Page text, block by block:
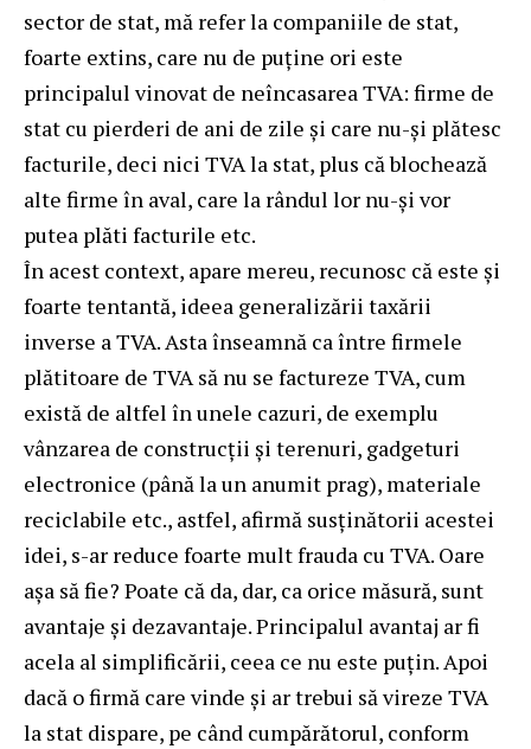
sector de stat, mă refer la companiile de stat,
foarte extins, care nu de puține ori este
principalul vinovat de neîncasarea TVA: firme de
stat cu pierderi de ani de zile și care nu-și plătesc
facturile, deci nici TVA la stat, plus că blochează
alte firme în aval, care la rândul lor nu-și vor
putea plăti facturile etc.
În acest context, apare mereu, recunosc că este și
foarte tentantă, ideea generalizării taxării
inverse a TVA. Asta înseamnă ca între firmele
plătitoare de TVA să nu se factureze TVA, cum
există de altfel în unele cazuri, de exemplu
vânzarea de construcții și terenuri, gadgeturi
electronice (până la un anumit prag), materiale
reciclabile etc., astfel, afirmă susținătorii acestei
idei, s-ar reduce foarte mult frauda cu TVA. Oare
așa să fie? Poate că da, dar, ca orice măsură, sunt
avantaje și dezavantaje. Principalul avantaj ar fi
acela al simplificării, ceea ce nu este puțin. Apoi
dacă o firmă care vinde și ar trebui să vireze TVA
la stat dispare, pe când cumpărătorul, conform